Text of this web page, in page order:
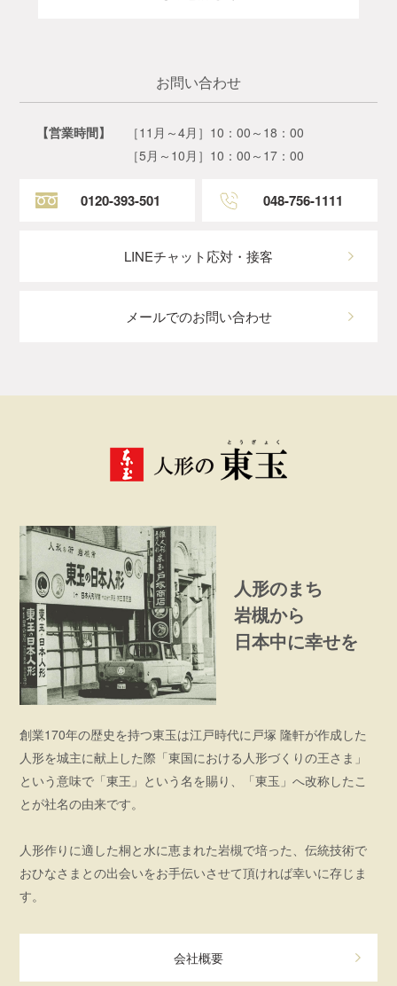
お問い合わせ
【営業時間】
［11月～4月］10：00～18：00
［5月～10月］10：00～17：00
0120-393-501 048-756-1111
LINEチャット応対・接客
メールでのお問い合わせ
人形のまち
岩槻から
日本中に幸せを
創業170年の歴史を持つ東玉は江戸時代に戸塚 隆軒が作成した
人形を城主に献上した際「東国における人形づくりの王さま」
という意味で「東王」という名を賜り、「東玉」へ改称したこ
とが社名の由来です。
人形作りに適した桐と水に恵まれた岩槻で培った、伝統技術で
おひなさまとの出会いをお手伝いさせて頂ければ幸いに存じま
す。
会社概要